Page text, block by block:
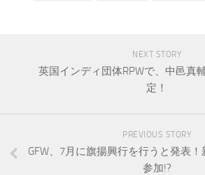
NEXT STORY
英国インディ団体RPWで、中邑真
定！
PREVIOUS STORY
GFW、7月に旗揚興行を行うと発表
参加!?